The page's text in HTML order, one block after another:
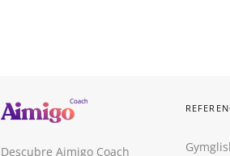
Descubre Aimigo Coach